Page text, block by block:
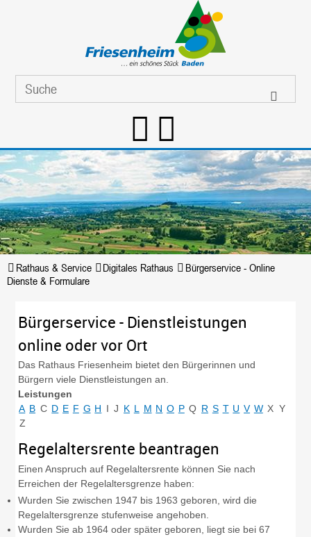
Rathaus & Service Digitales Rathaus
Bürgerservice - Online
Dienste & Formulare
Bürgerservice - Dienstleistungen
online oder vor Ort
Das Rathaus Friesenheim bietet den Bürgerinnen und
Bürgern viele Dienstleistungen an.
Leistungen
A B C D E F G H I J K L M N O P Q R S T U V W X Y
Z
Regelaltersrente beantragen
Einen Anspruch auf Regelaltersrente können Sie nach
Erreichen der Regelaltersgrenze haben:
Wurden Sie zwischen 1947 bis 1963 geboren, wird die
Regelaltersgrenze stufenweise angehoben.
Wurden Sie ab 1964 oder später geboren, liegt sie bei 67